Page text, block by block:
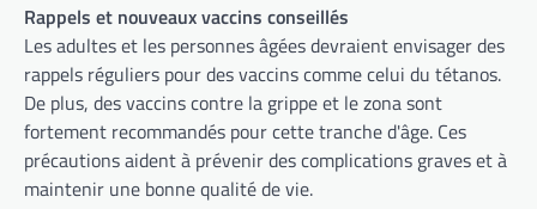
Rappels et nouveaux vaccins conseillés
Les adultes et les personnes âgées devraient envisager des
rappels réguliers pour des vaccins comme celui du tétanos.
De plus, des vaccins contre la grippe et le zona sont
fortement recommandés pour cette tranche d'âge. Ces
précautions aident à prévenir des complications graves et à
maintenir une bonne qualité de vie.